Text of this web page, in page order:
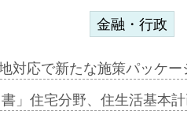
金融・行政
対応で新たな施策パッケ
書」住宅分野、住生活基本